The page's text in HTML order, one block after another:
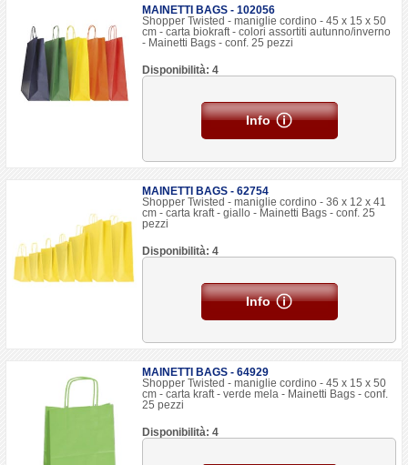
MAINETTI BAGS - 102056
Shopper Twisted - maniglie cordino - 45 x 15 x 50
cm - carta biokraft - colori assortiti autunno/inverno
- Mainetti Bags - conf. 25 pezzi
Disponibilità: 4
Info
MAINETTI BAGS - 62754
Shopper Twisted - maniglie cordino - 36 x 12 x 41
cm - carta kraft - giallo - Mainetti Bags - conf. 25
pezzi
Disponibilità: 4
Info
MAINETTI BAGS - 64929
Shopper Twisted - maniglie cordino - 45 x 15 x 50
cm - carta kraft - verde mela - Mainetti Bags - conf.
25 pezzi
Disponibilità: 4